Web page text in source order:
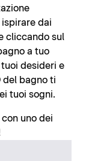
dai
cliccando sul
a tuo
desideri e
del bagno ti
tuoi sogni.
uno dei